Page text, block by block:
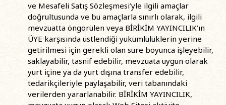
ve Mesafeli Satış Sözleşmesi’yle ilgili amaçlar
doğrultusunda ve bu amaçlarla sınırlı olarak, ilgili
mevzuatta öngörülen veya BİRİKİM YAYINCILIK’ın
ÜYE karşısında üstlendiği yükümlülüklerin yerine
getirilmesi için gerekli olan süre boyunca işleyebilir,
saklayabilir, tasnif edebilir, mevzuata uygun olarak
yurt içine ya da yurt dışına transfer edebilir,
tedarikçileriyle paylaşabilir, veri tabanındaki
verilerden yararlanabilir. BİRİKİM YAYINCILIK,